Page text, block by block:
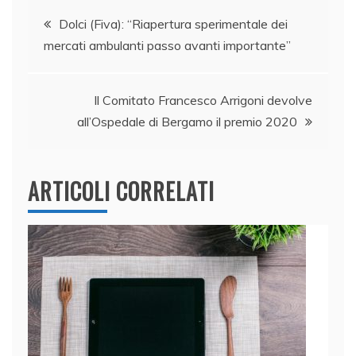
b
o
dI
n
A
p
vi
di
Navigazione
articoli
Dolci (Fiva): “Riapertura sperimentale dei
mercati ambulanti passo avanti importante”
Il Comitato Francesco Arrigoni devolve
all’Ospedale di Bergamo il premio 2020
ARTICOLI CORRELATI